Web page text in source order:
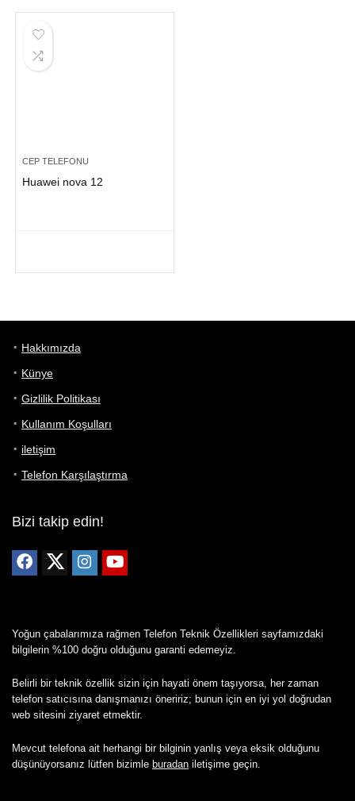
CEP TELEFONU
Huawei nova 12
Hakkımızda
Künye
Gizlilik Politikası
Kullanım Koşulları
iletişim
Telefon Karşılaştırma
Bizi takip edin!
Yoğun çabalarımıza rağmen Telefon Teknik Özellikleri sayfamızdaki
bilgilerin %100 doğru olduğunu garanti edemeyiz.
Belirli bir teknik özellik sizin için hayati önem taşıyorsa, her zaman
telefon satıcısına danışmanızı öneririz; bunun için en iyi yol doğrudan
web sitesini ziyaret etmektir.
Mevcut telefona ait herhangi bir bilginin yanlış veya eksik olduğunu
düşünüyorsanız lütfen bizimle buradan iletişime geçin.